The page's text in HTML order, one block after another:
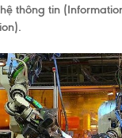
thông tin (